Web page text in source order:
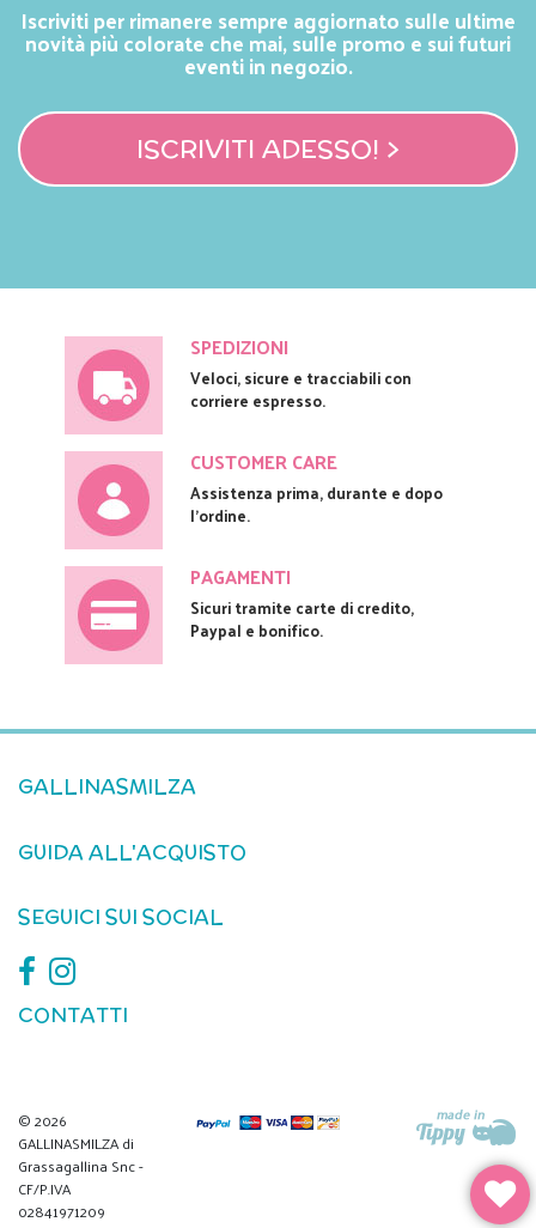
Iscriviti per rimanere sempre aggiornato sulle ultime
novità più colorate che mai, sulle promo e sui futuri
eventi in negozio.
ISCRIVITI ADESSO! >
SPEDIZIONI
Veloci, sicure e tracciabili con
corriere espresso.
CUSTOMER CARE
Assistenza prima, durante e dopo
l'ordine.
PAGAMENTI
Sicuri tramite carte di credito,
Paypal e bonifico.
GALLINASMILZA
GUIDA ALL'ACQUISTO
SEGUICI SUI SOCIAL
CONTATTI
© 2026
GALLINASMILZA di
Grassagallina Snc -
CF/P.IVA
02841971209